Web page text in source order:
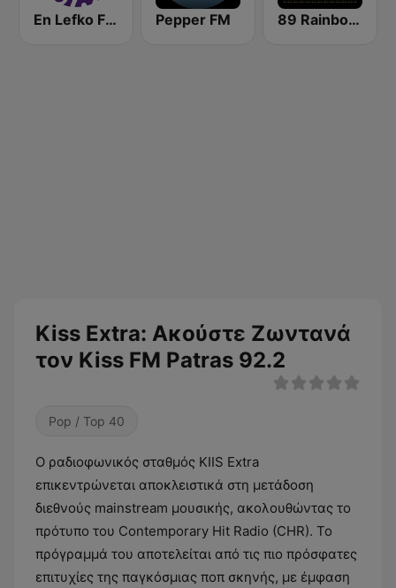
En Lefko FM (εν λευκω) Pepper FM 89 Rainbow FM
Kiss Extra: Ακούστε Ζωντανά
τον Kiss FM Patras 92.2
Pop / Top 40
Ο ραδιοφωνικός σταθμός KIIS Extra
επικεντρώνεται αποκλειστικά στη μετάδοση
διεθνούς mainstream μουσικής, ακολουθώντας το
πρότυπο του Contemporary Hit Radio (CHR). Το
πρόγραμμά του αποτελείται από τις πιο πρόσφατες
επιτυχίες της παγκόσμιας ποπ σκηνής, με έμφαση